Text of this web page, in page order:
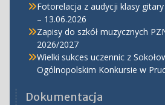
Fotorelacja z audycji klasy
– 13.06.2026
Zapisy do szkół muzycznych
2026/2027
Wielki sukces uczennic z
Ogólnopolskim Konkursie w
Dokumentacja